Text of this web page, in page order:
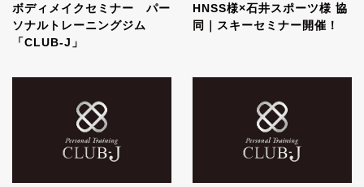
ボディメイクセミナー パー
ソナルトレーニングジム
「CLUB-J」
HNSS様×石井スポーツ様 協
同｜スキーセミナー開催！